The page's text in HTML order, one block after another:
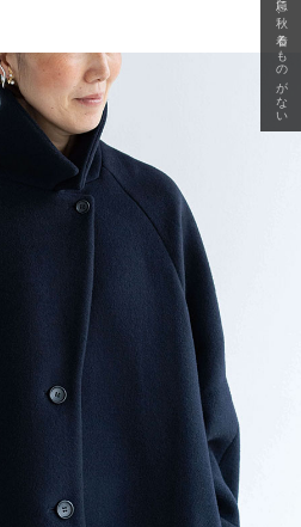
急に秋、着るものがない